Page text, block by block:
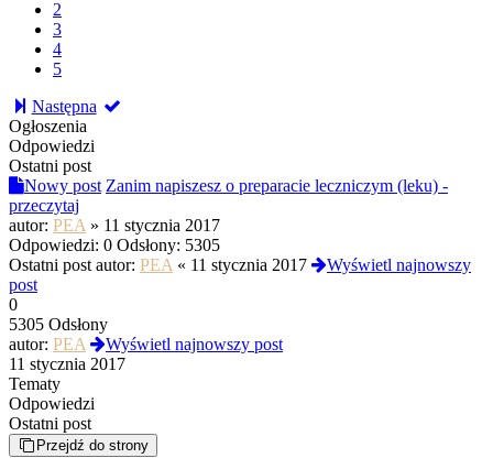
2
3
4
5
Następna
Ogłoszenia
Odpowiedzi
Ostatni post
Nowy post Zanim napiszesz o preparacie leczniczym (leku) -
przeczytaj
autor: PEA » 11 stycznia 2017
Odpowiedzi: 0 Odsłony: 5305
Ostatni post autor: PEA « 11 stycznia 2017
Wyświetl najnowszy
post
0
5305 Odsłony
autor: PEA
Wyświetl najnowszy post
11 stycznia 2017
Tematy
Odpowiedzi
Ostatni post
Przejdź do strony